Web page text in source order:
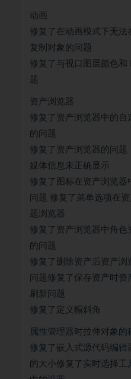
动画
修复了在动画模式下无
复制对象的问题
修复了与视口图层颜色
题
资产浏览器
修复了资产浏览器中的自
的问题
修复了资产浏览器的问
媒体信息未正确显示
修复了图标在资产浏览
问题 修复了菜单选项在
题浏览器
修复了资产浏览器中角
的问题
修复了删除资产后资产浏
问题修复了保存资产时
刷新问题
修复了定义帽斜角
属性管理器时拉伸对象的
修复了嵌入式源代码编辑
的大小修复了实时选择